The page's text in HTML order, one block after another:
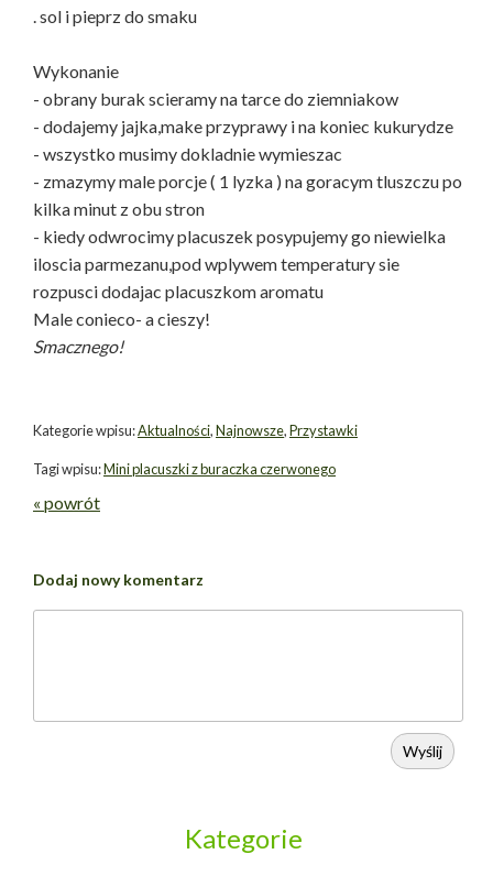
. sol i pieprz do smaku
Wykonanie
- obrany burak scieramy na tarce do ziemniakow
- dodajemy jajka,make przyprawy i na koniec kukurydze
- wszystko musimy dokladnie wymieszac
- zmazymy male porcje ( 1 lyzka ) na goracym tluszczu po
kilka minut z obu stron
- kiedy odwrocimy placuszek posypujemy go niewielka
iloscia parmezanu,pod wplywem temperatury sie
rozpusci dodajac placuszkom aromatu
Male conieco- a cieszy!
Smacznego!
Kategorie wpisu:Aktualności,Najnowsze,Przystawki
Tagi wpisu:Mini placuszki z buraczka czerwonego
« powrót
Dodaj nowy komentarz
Wyślij
Kategorie